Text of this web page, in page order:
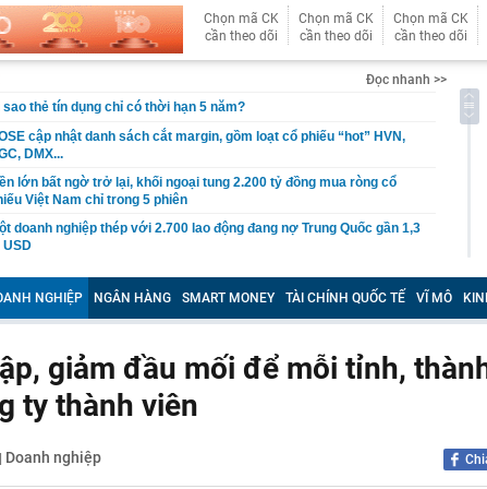
Chọn mã CK
cần theo dõi
Chọn mã CK
cần theo dõi
Chọn mã CK
cần theo dõi
Đọc nhanh >>
sao thẻ tín dụng chỉ có thời hạn 5 năm?
cập nhật danh sách cắt margin, gồm loạt cổ phiếu “hot” HVN,
DMX...
lớn bất ngờ trở lại, khối ngoại tung 2.200 tỷ đồng mua ròng cổ
Việt Nam chỉ trong 5 phiên
doanh nghiệp thép với 2.700 lao động đang nợ Trung Quốc gần 1,3
USD
yếu tố quan trọng đang trở lại trên thị trường chứng khoán
đàn ông 50 tuổi ăn cà tím mỗi ngày để chữa tiểu đường, 3 tháng
bác sĩ hỏi: "Ông ăn gì thế?"
400 tỷ
Thành công bố phim Tết 2027, nghe tên ai cũng quả quyết “chắc
là siêu phẩm”
sao ngày càng nhiều gia đình không còn phơi quần áo ở ban công?
NGHIỆP NGÂN HÀNG SMART MONEY TÀI CHÍNH QUỐC TẾ VĨ MÔ
giảm đầu mối để mỗi tỉnh,
ty thành viên
| Doanh nghiệp